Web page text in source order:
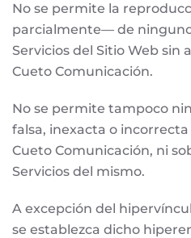
No se permite la
parcialmente— de
Servicios del Sitio Web sin
Cueto Comunicación.
No se permite tampoco
falsa, inexacta o
Cueto Comunicación, ni
Servicios del mismo.
A excepción del
se establezca dicho